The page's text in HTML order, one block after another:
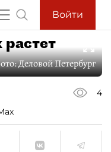
Войти
растет
Деловой Петербург
4